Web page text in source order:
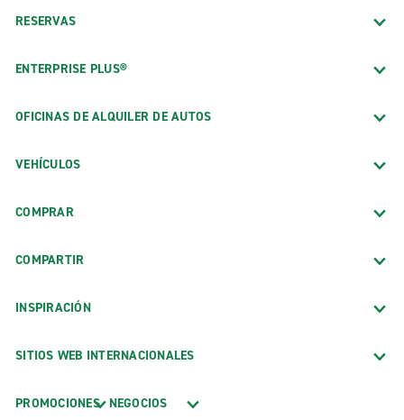
RESERVAS
ENTERPRISE PLUS®
OFICINAS DE ALQUILER DE AUTOS
VEHÍCULOS
COMPRAR
COMPARTIR
INSPIRACIÓN
SITIOS WEB INTERNACIONALES
PROMOCIONES NEGOCIOS